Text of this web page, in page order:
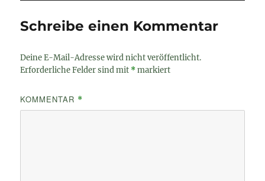
Schreibe einen Kommentar
Deine E-Mail-Adresse wird nicht veröffentlicht.
Erforderliche Felder sind mit *markiert
KOMMENTAR *